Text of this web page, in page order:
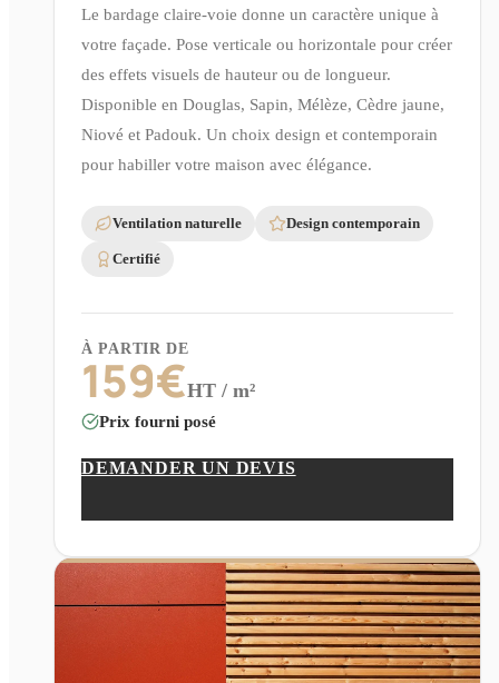
Le bardage claire-voie donne un caractère unique à
votre façade. Pose verticale ou horizontale pour créer
des effets visuels de hauteur ou de longueur.
Disponible en Douglas, Sapin, Mélèze, Cèdre jaune,
Niové et Padouk. Un choix design et contemporain
pour habiller votre maison avec élégance.
Ventilation naturelle Design contemporain
Certifié
À PARTIR DE
159€HT / m²
Prix fourni posé
DEMANDER UN DEVIS